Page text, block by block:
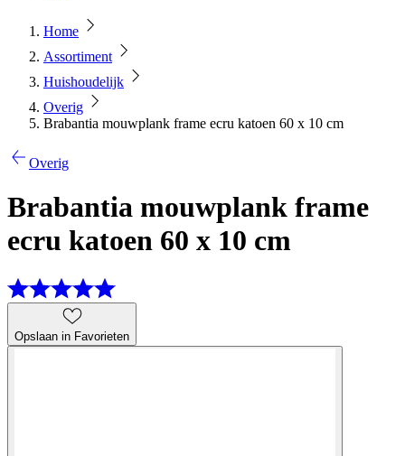
Home
Assortiment
Huishoudelijk
Overig
Brabantia mouwplank frame ecru katoen 60 x 10 cm
Overig
Brabantia mouwplank frame
ecru katoen 60 x 10 cm
Opslaan in Favorieten